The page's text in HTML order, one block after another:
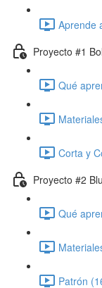
Aprende
Proyecto #1
Qué
Corta y
Proyecto #2
Qué
Patrón